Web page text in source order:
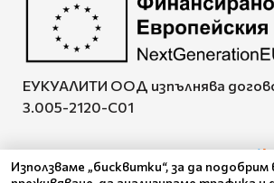
ЕУКУАЛИТИ ООД изпълнява
3.005-2120-C01
Използваме „бисквитки“, за да